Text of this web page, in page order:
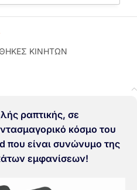
ΘΗΚΕΣ ΚΙΝΗΤΩΝ
ραπτικής, σε
κόσμο του
που είναι συνώνυμο της
εμφανίσεων!